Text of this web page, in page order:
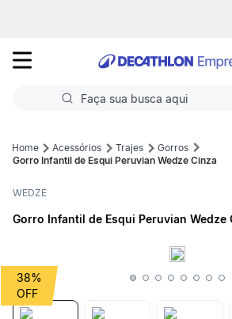
Faça sua busca aqui
4ºVolei
Futebol Campo
Acessórios Trajes
Gorros
Gorro Infantil de Esqui Peruvian Wedze Cinza
WEDZE
Gorro Infantil de Esqui Peruvian Wedze
38%